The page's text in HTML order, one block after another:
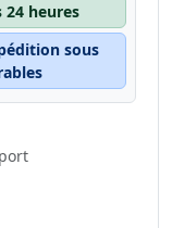
24 heures
sous